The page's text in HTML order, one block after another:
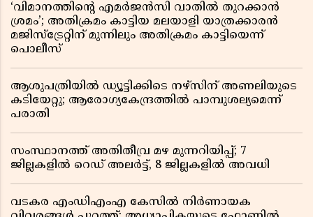
‘വിമാനത്തിൻ്റെ എമർജൻസി വാതിൽ തുറക്കാൻ
ശ്രമം’; അതിക്രമം കാട്ടിയ മലയാളി യാത്രക്കാരൻ
മജിസ്ട്രേറ്റിന് മുന്നിലും അതിക്രമം കാട്ടിയെന്ന്
പൊലീസ്
ആശുപത്രിയിൽ ഡ്യൂട്ടിക്കിടെ നഴ്സിന് അണലിയുടെ
കടിയേറ്റു; ആരോഗ്യകേന്ദ്രത്തിൽ പാമ്പുശല്യമെന്ന്
പരാതി
സംസ്ഥാനത്ത് അതിതീവ്ര മഴ മുന്നറിയിപ്പ്; 7
ജില്ലകളിൽ റെഡ് അലർട്ട്, 8 ജില്ലകളിൽ അവധി
വടകര എംഡിഎംഎ കേസിൽ നിർണായക